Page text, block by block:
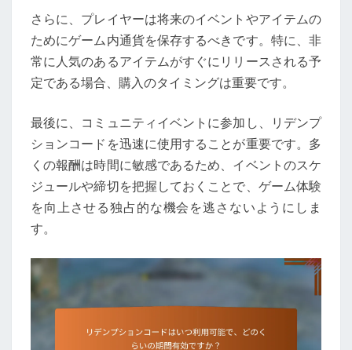
さらに、プレイヤーは将来のイベントやアイテムの
ためにゲーム内通貨を保存するべきです。特に、非
常に人気のあるアイテムがすぐにリリースされる予
定である場合、購入のタイミングは重要です。
最後に、コミュニティイベントに参加し、リデンプ
ションコードを迅速に使用することが重要です。多
くの報酬は時間に敏感であるため、イベントのスケ
ジュールや締切を把握しておくことで、ゲーム体験
を向上させる独占的な機会を逃さないようにしま
す。